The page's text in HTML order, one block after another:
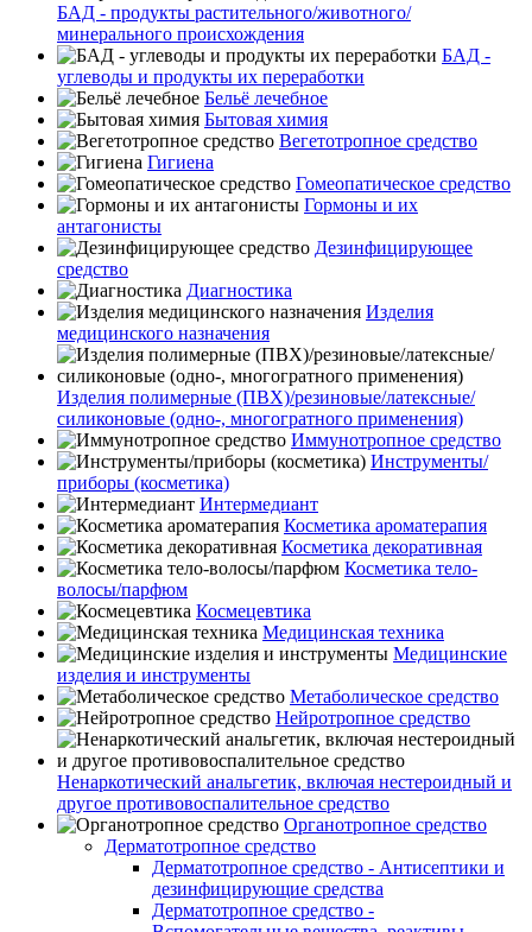
БАД - продукты растительного/животного/
минерального происхождения
БАД -
углеводы и продукты их переработки
Бельё лечебное
Бытовая химия
Вегетотропное средство
Гигиена
Гомеопатическое средство
Гормоны и их
антагонисты
Дезинфицирующее
средство
Диагностика
Изделия
медицинского назначения
Изделия полимерные (ПВХ)/резиновые/латексные/
силиконовые (одно-, многогратного применения)
Иммунотропное средство
Инструменты/
приборы (косметика)
Интермедиант
Косметика ароматерапия
Косметика декоративная
Косметика тело-
волосы/парфюм
Космецевтика
Медицинская техника
Медицинские
изделия и инструменты
Метаболическое средство
Нейротропное средство
Ненаркотический анальгетик, включая нестероидный и
другое противовоспалительное средство
Органотропное средство
Дерматотропное средство
Дерматотропное средство - Антисептики и
дезинфицирующие средства
Дерматотропное средство -